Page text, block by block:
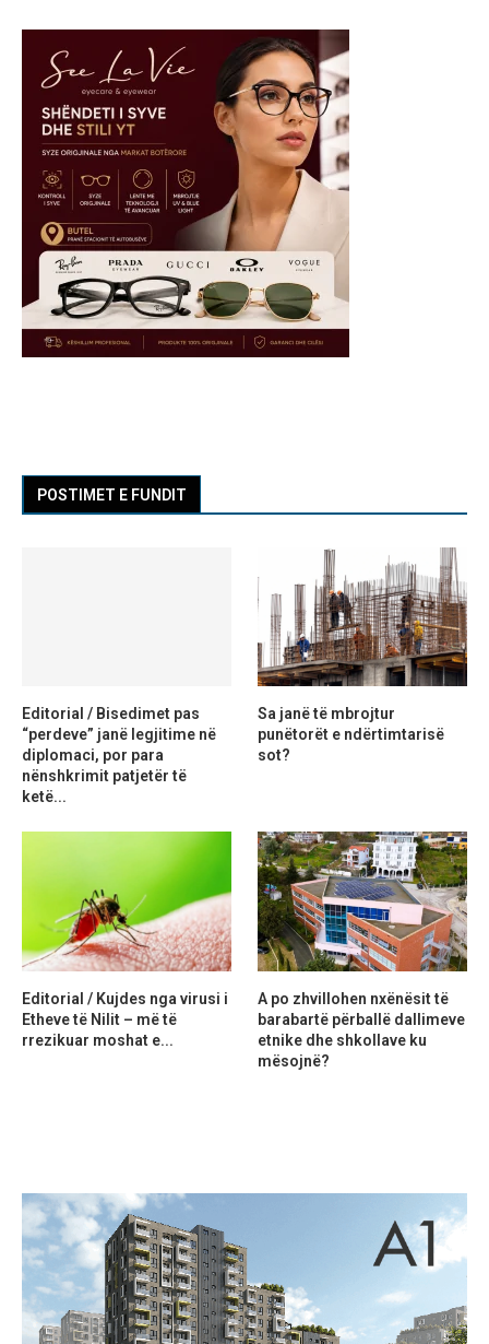
POSTIMET E FUNDIT
Editorial / Bisedimet pas
“perdeve” janë legjitime në
diplomaci, por para
nënshkrimit patjetër të
ketë...
Sa janë të mbrojtur
punëtorët e ndërtimtarisë
sot?
Editorial / Kujdes nga virusi i
Etheve të Nilit – më të
rrezikuar moshat e...
A po zhvillohen nxënësit të
barabartë përballë dallimeve
etnike dhe shkollave ku
mësojnë?